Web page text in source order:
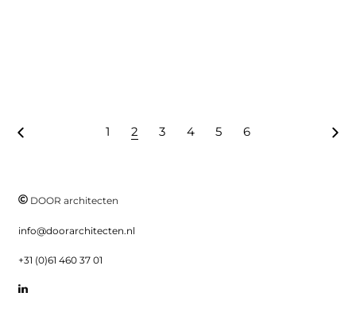
1 2 3 4 5 6
DOOR architecten
info@doorarchitecten.nl
+31 (0)61 460 37 01